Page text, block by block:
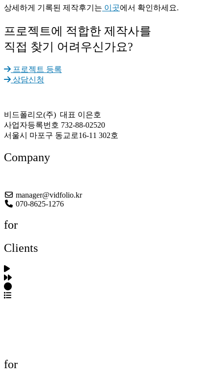
상세하게 기록된 제작후기는 이곳에서 확인하세요.
프로젝트에 적합한 제작사를
직접 찾기 어려우신가요?
프로젝트 등록
상담신청
비드폴리오(주) 대표 이은호
사업자등록번호 732-88-02520
서울시 마포구 동교로16-11 302호
Company
manager@vidfolio.kr
070-8625-1276
for
Clients
for